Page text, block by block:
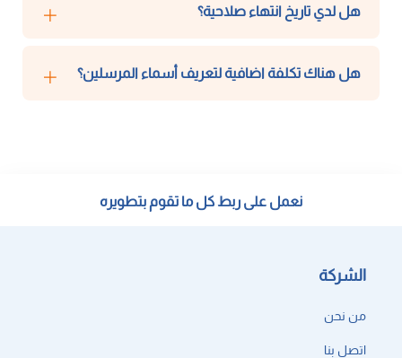
هل لدي تاريخ انتهاء صلاحية؟
هل هناك تكلفة اضافية لتعريف أسماء المرسلين؟
نعمل على ربط كل ما تقوم بتطويره
الشركة
من نحن
اتصل بنا